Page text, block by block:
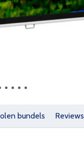
bundels Reviews